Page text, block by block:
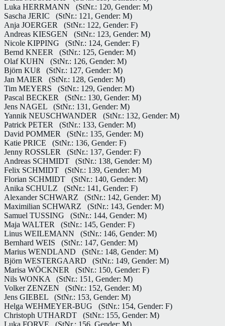
Luka HERRMANN
(StNr.: 120, Gender: M)
Sascha JERIC
(StNr.: 121, Gender: M)
Anja JOERGER
(StNr.: 122, Gender: F)
Andreas KIESGEN
(StNr.: 123, Gender: M)
Nicole KIPPING
(StNr.: 124, Gender: F)
Bernd KNEER
(StNr.: 125, Gender: M)
Olaf KUHN
(StNr.: 126, Gender: M)
Björn KUß
(StNr.: 127, Gender: M)
Jan MAIER
(StNr.: 128, Gender: M)
Tim MEYERS
(StNr.: 129, Gender: M)
Pascal BECKER
(StNr.: 130, Gender: M)
Jens NAGEL
(StNr.: 131, Gender: M)
Yannik NEUSCHWANDER
(StNr.: 132, Gender: M)
Patrick PETER
(StNr.: 133, Gender: M)
David POMMER
(StNr.: 135, Gender: M)
Katie PRICE
(StNr.: 136, Gender: F)
Jenny ROSSLER
(StNr.: 137, Gender: F)
Andreas SCHMIDT
(StNr.: 138, Gender: M)
Felix SCHMIDT
(StNr.: 139, Gender: M)
Florian SCHMIDT
(StNr.: 140, Gender: M)
Anika SCHULZ
(StNr.: 141, Gender: F)
Alexander SCHWARZ
(StNr.: 142, Gender: M)
Maximilian SCHWARZ
(StNr.: 143, Gender: M)
Samuel TUSSING
(StNr.: 144, Gender: M)
Maja WALTER
(StNr.: 145, Gender: F)
Linus WEILEMANN
(StNr.: 146, Gender: M)
Bernhard WEIS
(StNr.: 147, Gender: M)
Marius WENDLAND
(StNr.: 148, Gender: M)
Björn WESTERGAARD
(StNr.: 149, Gender: M)
Marisa WÖCKNER
(StNr.: 150, Gender: F)
Nils WONKA
(StNr.: 151, Gender: M)
Volker ZENZEN
(StNr.: 152, Gender: M)
Jens GIEBEL
(StNr.: 153, Gender: M)
Helga WEHMEYER-BUG
(StNr.: 154, Gender: F)
Christoph UTHARDT
(StNr.: 155, Gender: M)
Luka FORVE
(StNr.: 156, Gender: M)